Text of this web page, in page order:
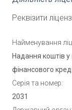
Реквізити
Найменування
Надання коштів у
фінансового
Серія та номер:
2031